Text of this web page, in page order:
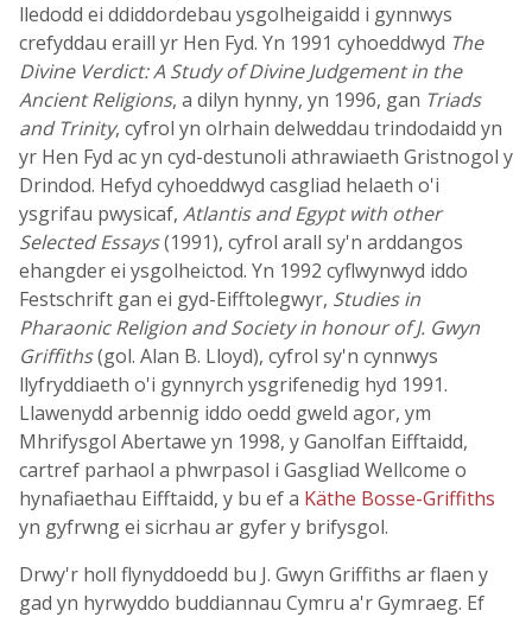
lledodd ei ddiddordebau ysgolheigaidd i gynnwys
crefyddau eraill yr Hen Fyd. Yn 1991 cyhoeddwyd The
Divine Verdict: A Study of Divine Judgement in the
Ancient Religions, a dilyn hynny, yn 1996, gan Triads
and Trinity, cyfrol yn olrhain delweddau trindodaidd yn
yr Hen Fyd ac yn cyd-destunoli athrawiaeth Gristnogol y
Drindod. Hefyd cyhoeddwyd casgliad helaeth o'i
ysgrifau pwysicaf, Atlantis and Egypt with other
Selected Essays(1991), cyfrol arall sy'n arddangos
ehangder ei ysgolheictod. Yn 1992 cyflwynwyd iddo
Festschrift gan ei gyd-Eifftolegwyr, Studies in
Pharaonic Religion and Society in honour of J. Gwyn
Griffiths(gol. Alan B. Lloyd), cyfrol sy'n cynnwys
llyfryddiaeth o'i gynnyrch ysgrifenedig hyd 1991.
Llawenydd arbennig iddo oedd gweld agor, ym
Mhrifysgol Abertawe yn 1998, y Ganolfan Eifftaidd,
cartref parhaol a phwrpasol i Gasgliad Wellcome o
hynafiaethau Eifftaidd, y bu ef a Käthe Bosse-Griffiths
yn gyfrwng ei sicrhau ar gyfer y brifysgol.
Drwy'r holl flynyddoedd bu J. Gwyn Griffiths ar flaen y
gad yn hyrwyddo buddiannau Cymru a'r Gymraeg. Ef